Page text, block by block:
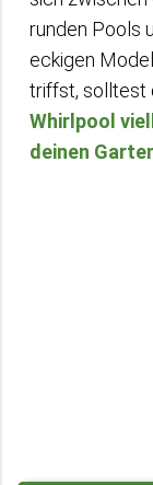
runden Pools
eckigen
triffst, solltest
Whirlpool
deinen